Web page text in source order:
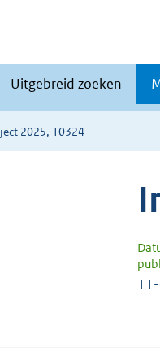
Uitgebreid zoeken
2025, 10324